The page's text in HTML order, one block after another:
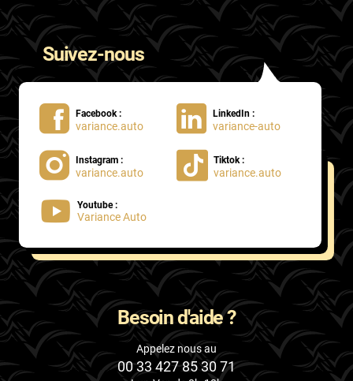
Suivez-nous
Facebook :
variance.auto
LinkedIn :
variance-auto
Instagram :
variance.auto
Tiktok :
variance.auto
Youtube :
Variance Auto
Besoin d'aide ?
Appelez nous au
00 33 427 85 30 71